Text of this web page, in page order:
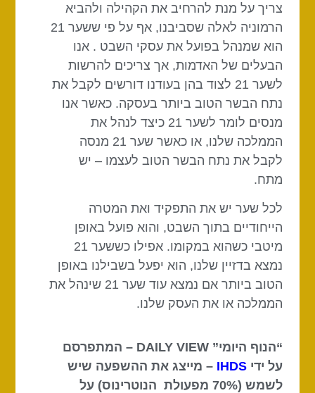
צריך על מנת להרחיב את הקהילה ולהביא
הרמוניה לאלה שסביבנו, אף על פי ששער 21
הוא שמנהל בפועל את עסקי השבט . אנו
הבעלים של האדמות, אך צריכים להרשות
לשער 21 לצוד בהן בעודנו דורשים לקבל את
נתח הבשר הטוב ביותר בעסקה. כאשר אנו
מנסים לומר לשער 21 כיצד לנהל את
הממלכה שלנו, או כאשר שער 21 מנסה
לקבל את נתח הבשר הטוב לעצמו – יש
מתח.
לכל שער יש את התפקיד ואת המטרה
הייחודיים בתוך השבט, והוא פועל באופן
מיטבי כשהוא במקומו. אפילו כששער 21
נמצא בדזיין שלנו, הוא יפעל בשבילנו באופן
הטוב ביותר אם נמצא עוד שער 21 שינהל את
הממלכה או את העסק שלנו.
“הנוף היומי” DAILY VIEW – המתפרסם
על ידיIHDS – מייצג את ההשפעה שיש
לשמש (70% מפעולת הנוטרינוס) על